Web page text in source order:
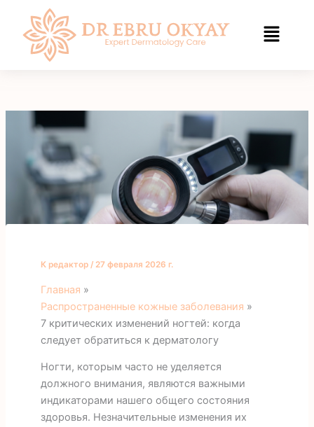
содержанию
К редактор / 27 февраля 2026 г.
Главная
Распространенные кожные заболевания
7 критических изменений ногтей: когда
следует обратиться к дерматологу
Ногти, которым часто не уделяется
должного внимания, являются важными
индикаторами нашего общего состояния
здоровья. Незначительные изменения их